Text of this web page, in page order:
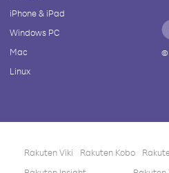
iPhone & iPad
Windows PC
Mac
Linux
©
Rakuten Viki Rakuten Kobo